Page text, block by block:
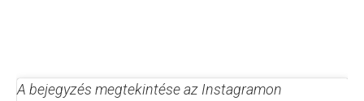
A bejegyzés megtekintése az Instagramon